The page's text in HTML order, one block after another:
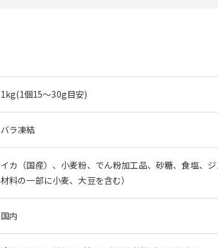
1kg(1個15～30g目安)
バラ凍結
イカ（国産）、小麦粉、でん粉加工品、砂糖、食塩、
材料の一部に小麦、大豆を含む）
国内